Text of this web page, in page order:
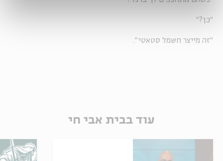
"כן?"
"זה מייצר חשמל סטאטי".
עוד בבית אבי חי